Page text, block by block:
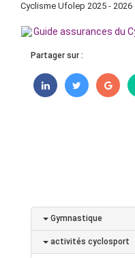
Cyclisme Ufolep 2025 - 2026
Guide assurances du
Partager sur :
Gymnastique
activités cyclosport